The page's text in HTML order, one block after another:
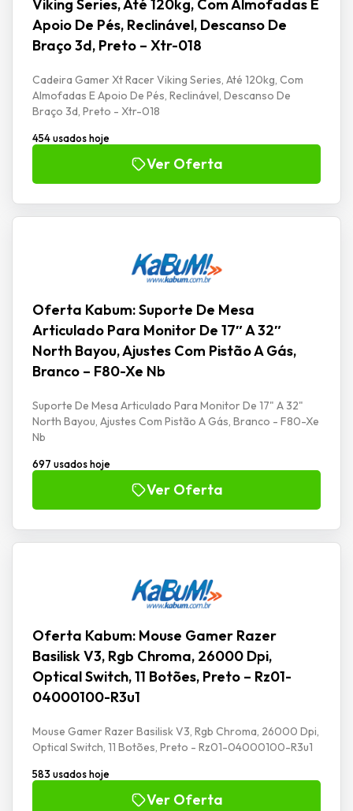
Viking Series, Até 120kg, Com Almofadas E
Apoio De Pés, Reclinável, Descanso De
Braço 3d, Preto – Xtr-018
Cadeira Gamer Xt Racer Viking Series, Até 120kg, Com
Almofadas E Apoio De Pés, Reclinável, Descanso De
Braço 3d, Preto - Xtr-018
454 usados hoje
Ver Oferta
Oferta Kabum: Suporte De Mesa
Articulado Para Monitor De 17″ A 32″
North Bayou, Ajustes Com Pistão A Gás,
Branco – F80-Xe Nb
Suporte De Mesa Articulado Para Monitor De 17" A 32"
North Bayou, Ajustes Com Pistão A Gás, Branco - F80-Xe
Nb
697 usados hoje
Ver Oferta
Oferta Kabum: Mouse Gamer Razer
Basilisk V3, Rgb Chroma, 26000 Dpi,
Optical Switch, 11 Botões, Preto – Rz01-
04000100-R3u1
Mouse Gamer Razer Basilisk V3, Rgb Chroma, 26000 Dpi,
Optical Switch, 11 Botões, Preto - Rz01-04000100-R3u1
583 usados hoje
Ver Oferta